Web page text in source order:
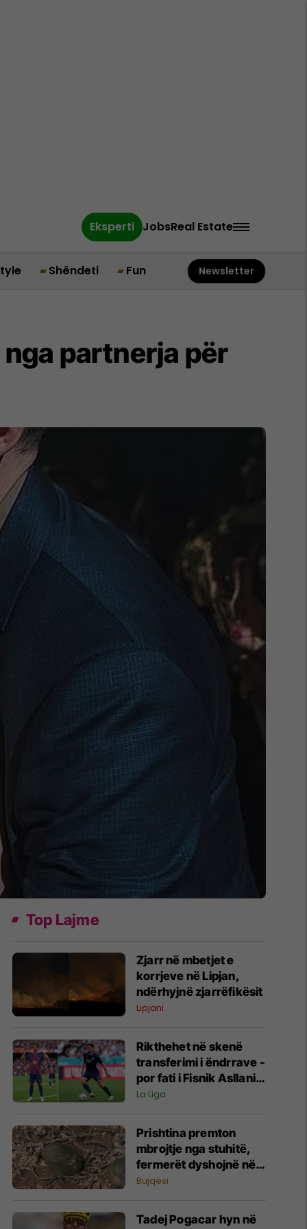
Eksperti JobsReal Estate
Shëndeti Fun Newsletter
partnerja për
Top Lajme
Zjarr në mbetjet e
korrjeve në Lipjan,
ndërhyjnë zjarrëfikësit
Lipjani
Rikthehet në skenë
transferimi i ëndrrave -
por fati i Fisnik Asllanit
vazhdon të varet nga
La Liga
Prishtina premton
mbrojtje nga stuhitë,
fermerët dyshojnë në
mbrojtjen nga breshëri
Bujqësi
Tadej Pogacar hyn në